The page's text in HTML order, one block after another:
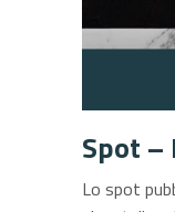
Spot –
Lo spot